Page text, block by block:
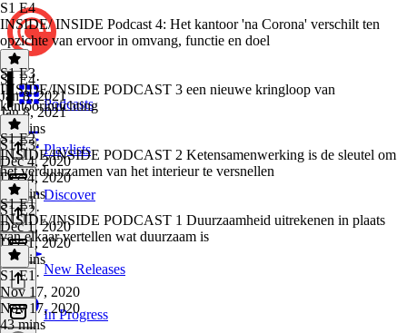
Podcasts
Playlists
Discover
New Releases
In Progress
S1 E4
INSIDE/ INSIDE Podcast 4: Het kantoor 'na Corona' verschilt ten
opzichte van ervoor in omvang, functie en doel
S1 E4·
Jan 8, 2021
Jan 8, 2021
34 mins
S1 E3
INSIDE/INSIDE PODCAST 3 een nieuwe kringloop van
kantoorinrichting
S1 E3·
Dec 4, 2020
Dec 4, 2020
35 mins
S1 E2
INSIDE/INSIDE PODCAST 2 Ketensamenwerking is de sleutel om
het verduurzamen van het interieur te versnellen
S1 E2·
Dec 1, 2020
Dec 1, 2020
49 mins
S1 E1
INSIDE/INSIDE PODCAST 1 Duurzaamheid uitrekenen in plaats
van elkaar vertellen wat duurzaam is
S1 E1 ·
Nov 17, 2020
Nov 17, 2020
43 mins